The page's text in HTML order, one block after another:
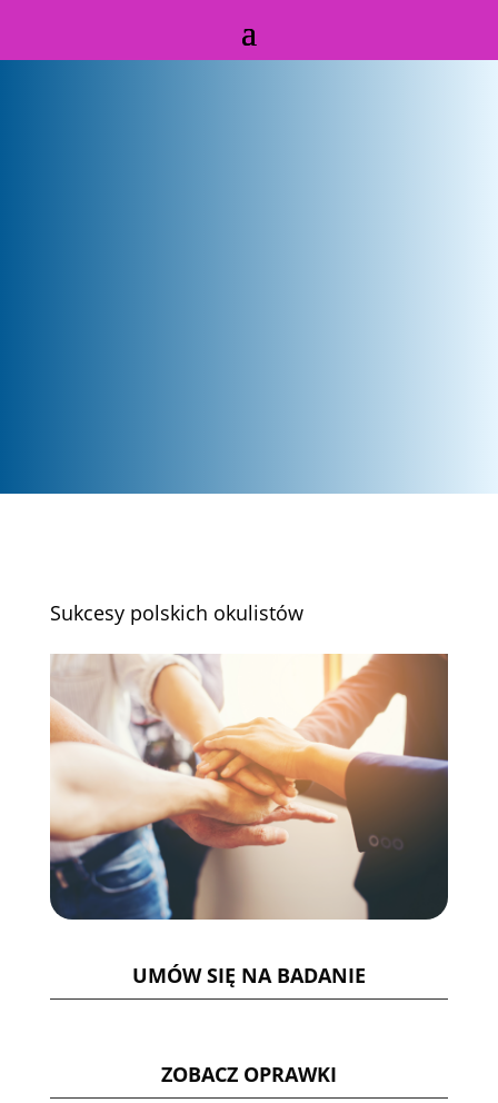
Sukcesy polskich okulistów
UMÓW SIĘ NA BADANIE
ZOBACZ OPRAWKI